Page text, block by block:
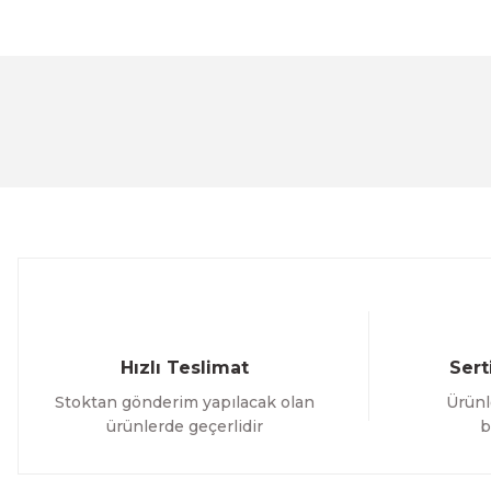
Hızlı Teslimat
Stoktan gönderim yapılacak olan
ürünlerde geçerlidir